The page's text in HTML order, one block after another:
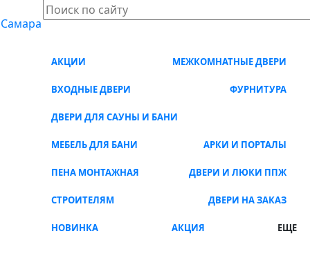
АКЦИИ МЕЖКОМНАТНЫЕ ДВЕРИ
ВХОДНЫЕ ДВЕРИ ФУРНИТУРА
ДВЕРИ ДЛЯ САУНЫ И БАНИ
МЕБЕЛЬ ДЛЯ БАНИ АРКИ И ПОРТАЛЫ
ПЕНА МОНТАЖНАЯ ДВЕРИ И ЛЮКИ ППЖ
СТРОИТЕЛЯМ ДВЕРИ НА ЗАКАЗ
НОВИНКА АКЦИЯ ЕЩЕ